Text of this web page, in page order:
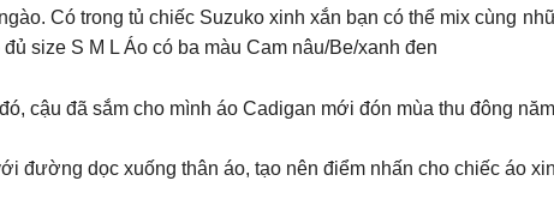
Có trong tủ chiếc Suzuko xinh xắn bạn có thể mix cùng
size S M L Áo có ba màu Cam nâu/Be/xanh đen
cậu đã sắm cho mình áo Cadigan mới đón mùa thu đông
đường dọc xuống thân áo, tạo nên điểm nhấn cho chiếc áo